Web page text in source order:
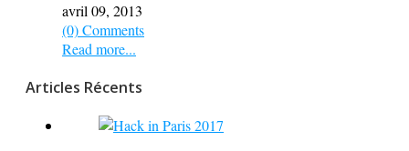
avril 09, 2013
(0) Comments
Read more...
Articles Récents